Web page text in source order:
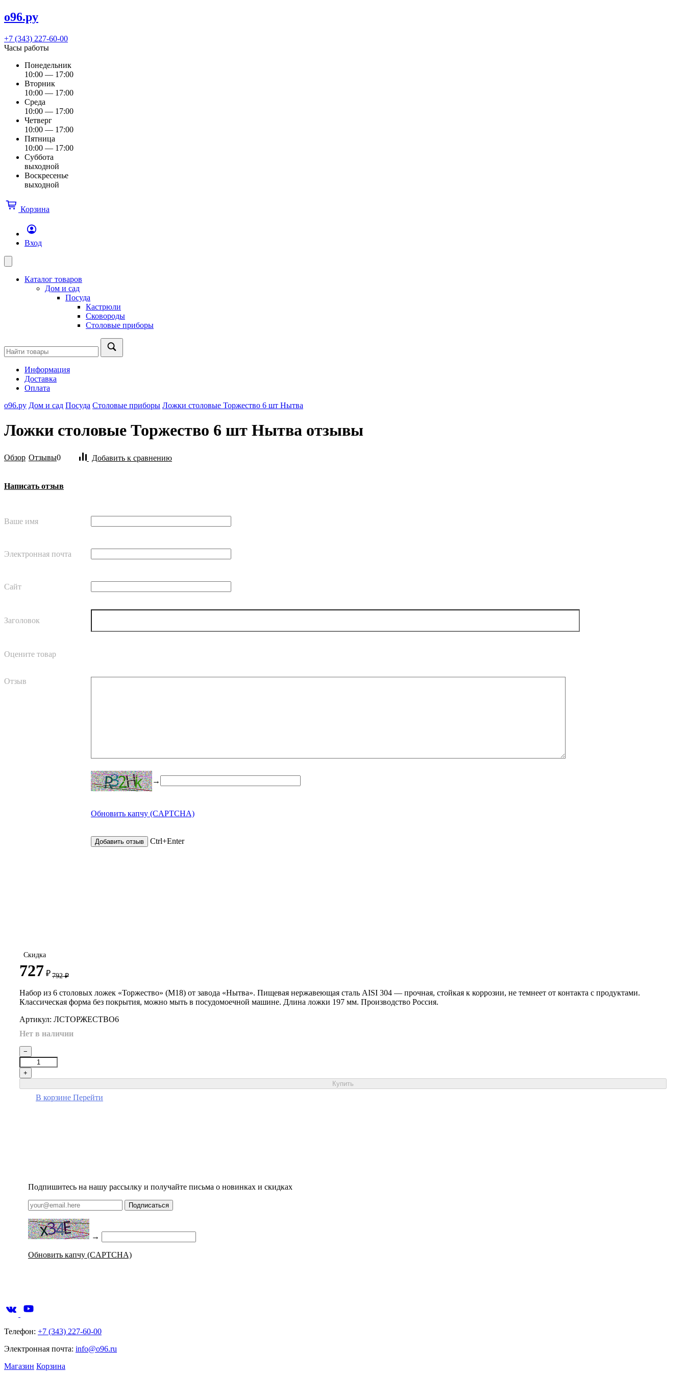
о96.ру
+7 (343) 227-60-00
Часы работы
Понедельник
10:00 — 17:00
Вторник
10:00 — 17:00
Среда
10:00 — 17:00
Четверг
10:00 — 17:00
Пятница
10:00 — 17:00
Суббота
выходной
Воскресенье
выходной
Корзина
Вход
Каталог товаров
Дом и сад
Посуда
Кастрюли
Сковороды
Столовые приборы
Информация
Доставка
Оплата
о96.ру Дом и сад Посуда Столовые приборы Ложки столовые Торжество 6 шт Нытва
Ложки столовые Торжество 6 шт Нытва отзывы
Обзор Отзывы0 Добавить к сравнению
Написать отзыв
Ваше имя
Электронная почта
Сайт
Заголовок
Оцените товар
Отзыв
→
Обновить капчу (CAPTCHA)
Ctrl+Enter
Скидка
727 ₽ 792 ₽
Набор из 6 столовых ложек «Торжество» (М18) от завода «Нытва». Пищевая нержавеющая сталь AISI 304 — прочная, стойкая к коррозии, не темнеет от контакта с продуктами.
Классическая форма без покрытия, можно мыть в посудомоечной машине. Длина ложки 197 мм. Производство Россия.
Артикул: ЛСТОРЖЕСТВО6
Нет в наличии
−
+
Купить
В корзине Перейти
Подпишитесь на нашу рассылку и получайте письма о новинках и скидках
Подписаться
→
Обновить капчу (CAPTCHA)
Телефон: +7 (343) 227-60-00
Электронная почта: info@o96.ru
Магазин Корзина